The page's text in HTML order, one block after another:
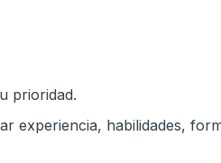
prioridad.
experiencia, habilidades,